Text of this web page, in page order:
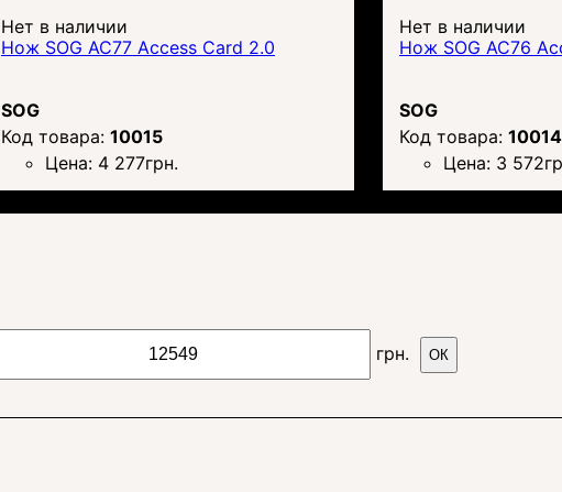
Нет в наличии
Нож SOG AC77 Access Card 2.0
SOG
10015
Цена: 4 277грн.
Нет в наличии
Нож SOG AC76
SOG
10014
Цена: 3 572
грн. ОК